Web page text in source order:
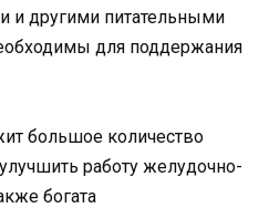
и другими питательными
для поддержания
большое количество
работу желудочно-
богата